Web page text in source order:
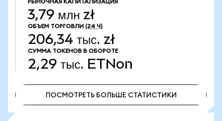
РЫНОЧНАЯ КАПИТАЛИЗАЦИЯ
3,79 млн zł
ОБЪЕМ ТОРГОВЛИ (24 Ч)
206,34 тыс. zł
СУММА ТОКЕНОВ В ОБОРОТЕ
2,29 тыс. ETNon
ПОСМОТРЕТЬ БОЛЬШЕ СТАТИСТИКИ